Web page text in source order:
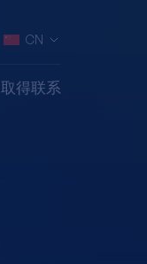
CN
取得联系